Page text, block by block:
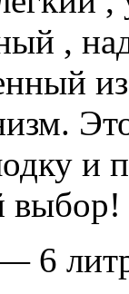
,
и
выбор!
6